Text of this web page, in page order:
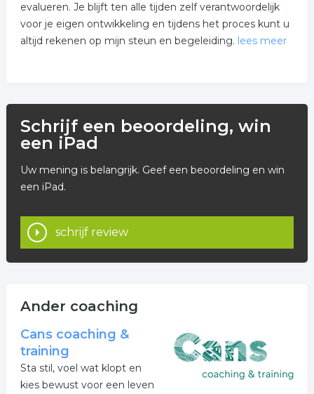
evalueren. Je blijft ten alle tijden zelf verantwoordelijk
voor je eigen ontwikkeling en tijdens het proces kunt u
altijd rekenen op mijn steun en begeleiding. lees meer
werkelijk om gaat. Je leert jezelf kennen. Om
antwoorden te ontdekken kan je soms wel wat hulp
Er zijn een aantal methodieken die ik hanteer:
chakratherapie, voetreflex, meditatie, tekeninganalyse,
visualisatie, bachbloesem, adem- en
Uniek Eigenwijs is bestemd voor mensen die eigen-
Wijs willen zijn, er niet meer zelf uitkomen, vermoeid
zijn, de kwaliteit van je eigen leven wilt verbeteren, niet
goed keuzes kan maken, niet meer weet wat je wil,
een levensdoel wilt in je leven. Uniek Eigenwijs geeft je:
Schrijf een beoordeling, win
een iPad
Uw mening is belangrijk. Geef een beoordeling en win
een iPad.
schrijf review
Ander coaching
Cans coaching &
training
Sta stil, voel wat klopt en
kies bewust voor een leven